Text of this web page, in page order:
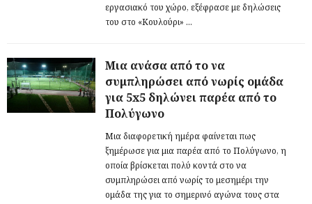
εργασιακό του χώρο, εξέφρασε με δηλώσεις
του στο «Κουλούρι» ...
Μια ανάσα από το να
συμπληρώσει από νωρίς ομάδα
για 5x5 δηλώνει παρέα από το
Πολύγωνο
Μια διαφορετική ημέρα φαίνεται πως
ξημέρωσε για μια παρέα από το Πολύγωνο, η
οποία βρίσκεται πολύ κοντά στο να
συμπληρώσει από νωρίς το μεσημέρι την
ομάδα της για το σημερινό αγώνα τους στα